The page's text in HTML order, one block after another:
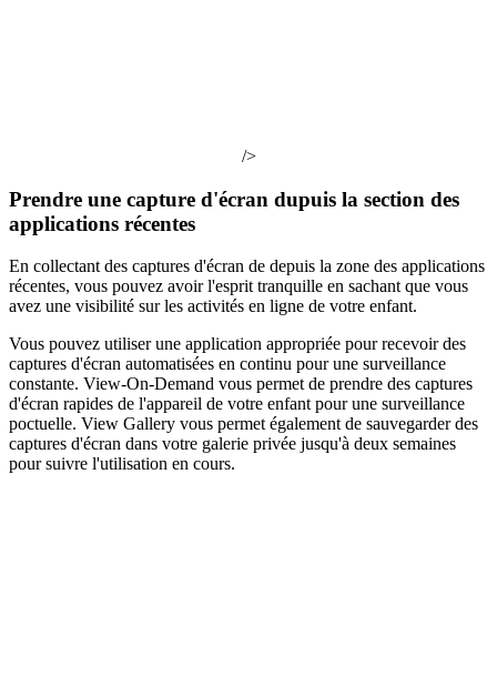
/>
Prendre une capture d'écran dupuis la section des
applications récentes
En collectant des captures d'écran de depuis la zone des applications
récentes, vous pouvez avoir l'esprit tranquille en sachant que vous
avez une visibilité sur les activités en ligne de votre enfant.
Vous pouvez utiliser une application appropriée pour recevoir des
captures d'écran automatisées en continu pour une surveillance
constante. View-On-Demand vous permet de prendre des captures
d'écran rapides de l'appareil de votre enfant pour une surveillance
poctuelle. View Gallery vous permet également de sauvegarder des
captures d'écran dans votre galerie privée jusqu'à deux semaines
pour suivre l'utilisation en cours.